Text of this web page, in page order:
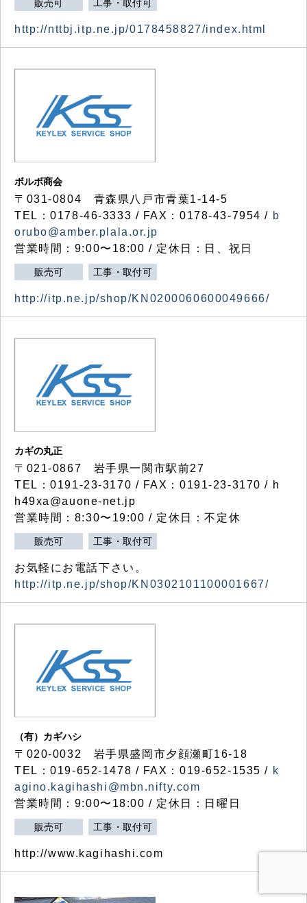
販売可 工事・取付可
http://nttbj.itp.ne.jp/0178458827/index.html
ボルボ商会
〒031-0804 青森県八戸市青葉1-14-5
TEL：0178-46-3333 / FAX：0178-43-7954 / b
orubo@amber.plala.or.jp
営業時間：9:00〜18:00 / 定休日：日、祝日
販売可 工事・取付可
http://itp.ne.jp/shop/KN0200060600049666/
カギの丸正
〒021-0867 岩手県一関市駅前27
TEL：0191-23-3170 / FAX：0191-23-3170 / h
h49xa@auone-net.jp
営業時間：8:30〜19:00 / 定休日：不定休
販売可 工事・取付可
お気軽にお電話下さい。
http://itp.ne.jp/shop/KN0302101100001667/
（有）カギハシ
〒020-0032 岩手県盛岡市夕顔瀬町16-18
TEL：019-652-1478 / FAX：019-652-1535 / k
agino.kagihashi@mbn.nifty.com
営業時間：9:00〜18:00 / 定休日：日曜日
販売可 工事・取付可
http://www.kagihashi.com